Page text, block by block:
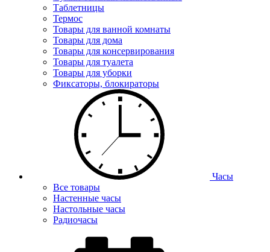
Таблетницы
Термос
Товары для ванной комнаты
Товары для дома
Товары для консервирования
Товары для туалета
Товары для уборки
Фиксаторы, блокираторы
Часы
Все товары
Настенные часы
Настольные часы
Радиочасы